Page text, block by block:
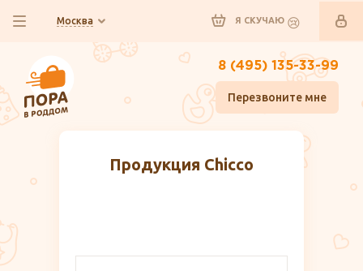
Москва Я СКУЧАЮ
8 (495) 135-33-99
Перезвоните мне
Продукция Chicco